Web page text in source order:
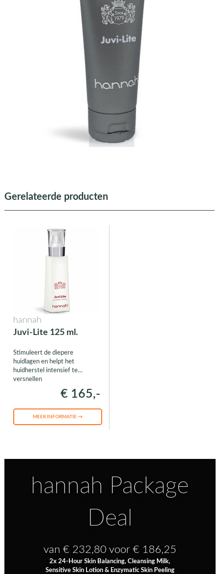
Gerelateerde producten
hannah
Juvi-Lite 125 ml.
Stimuleert de diepere
huidlagen en helpt het
huidherstel intensief te
versnellen
€ 165,-
MEER INFORMATIE →
hannah Package
Deal
van € 232,80 voor € 186,25
2x 24-Hour Skin Balancing, Cleansing Milk,
Sensitive Skin Lotion & Enzymatic Skin Peeling